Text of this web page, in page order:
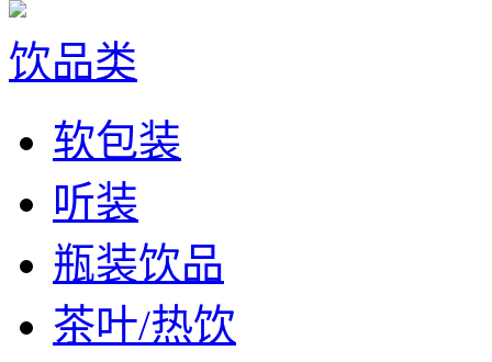
饮品类
软包装
听装
瓶装饮品
茶叶/热饮